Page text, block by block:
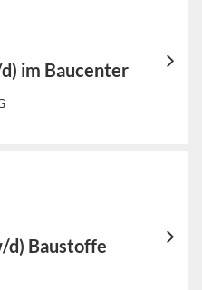
im Baucenter
Baustoffe